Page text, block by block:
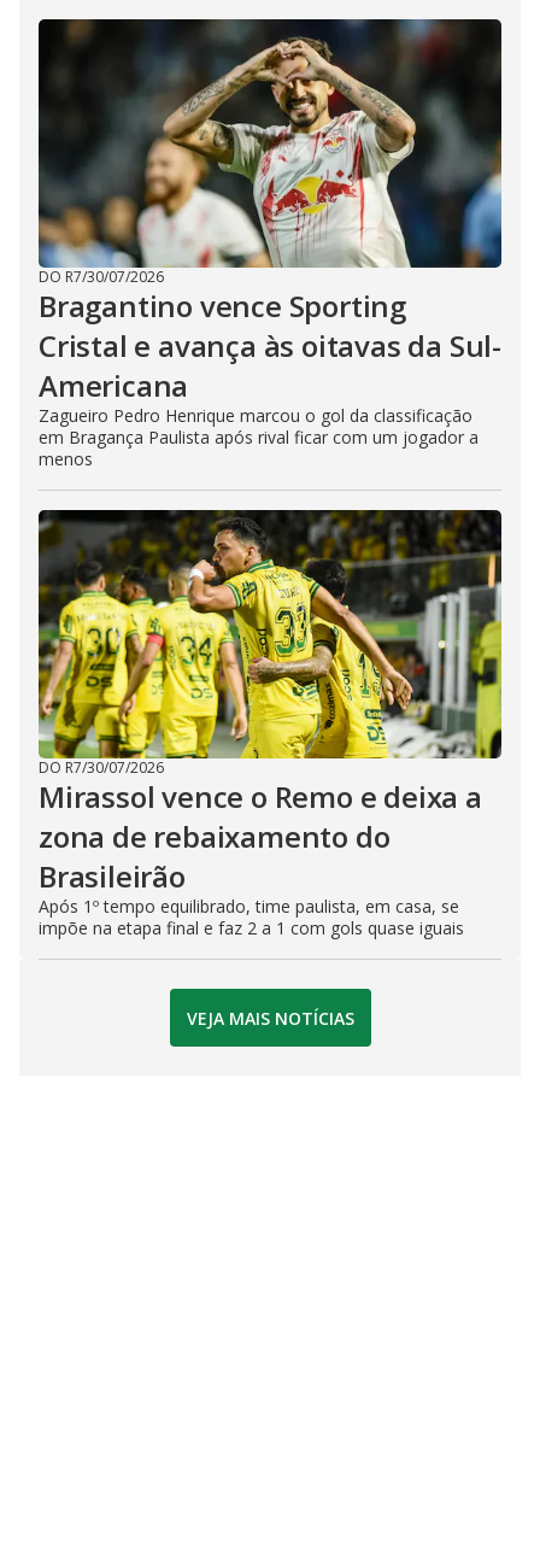
DO R7/30/07/2026
Bragantino vence Sporting
Cristal e avança às oitavas da Sul-
Americana
Zagueiro Pedro Henrique marcou o gol da classificação
em Bragança Paulista após rival ficar com um jogador a
menos
DO R7/30/07/2026
Mirassol vence o Remo e deixa a
zona de rebaixamento do
Brasileirão
Após 1º tempo equilibrado, time paulista, em casa, se
impõe na etapa final e faz 2 a 1 com gols quase iguais
VEJA MAIS NOTÍCIAS